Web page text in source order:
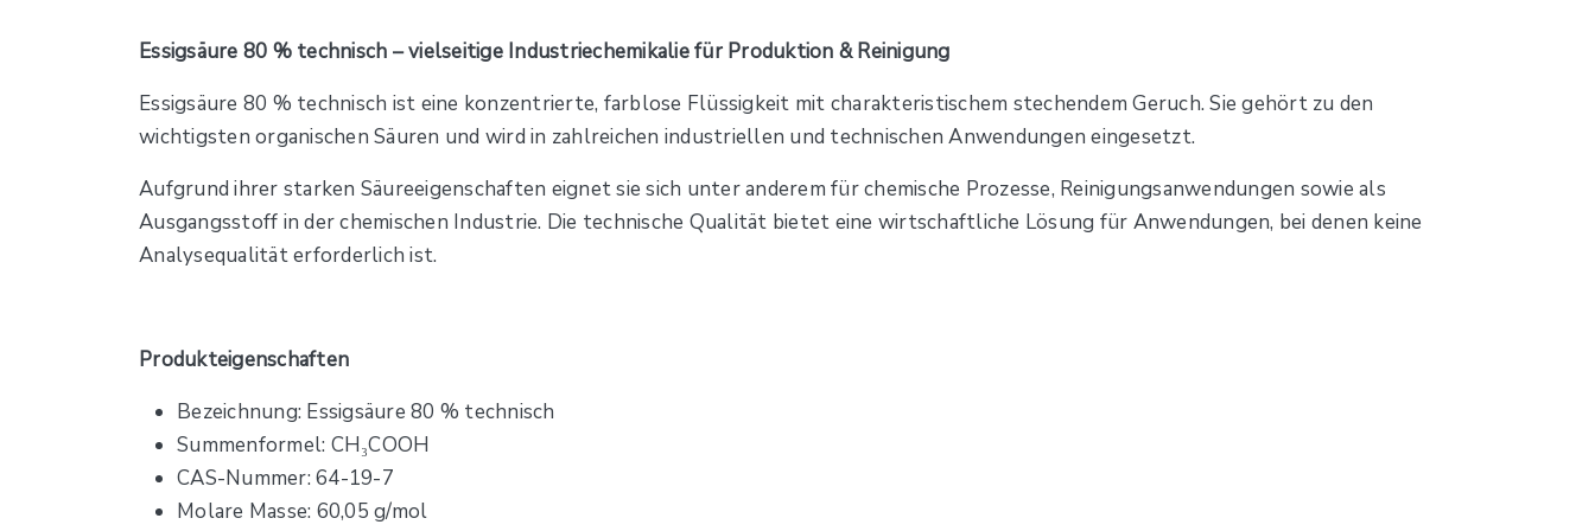
Essigsäure 80 % technisch – vielseitige Industriechemikalie für Produktion & Reinigung
Essigsäure 80 % technisch ist eine konzentrierte, farblose Flüssigkeit mit charakteristischem stechendem Geruch. Sie gehört zu den
wichtigsten organischen Säuren und wird in zahlreichen industriellen und technischen Anwendungen eingesetzt.
Aufgrund ihrer starken Säureeigenschaften eignet sie sich unter anderem für chemische Prozesse, Reinigungsanwendungen sowie als
Ausgangsstoff in der chemischen Industrie. Die technische Qualität bietet eine wirtschaftliche Lösung für Anwendungen, bei denen keine
Analysequalität erforderlich ist.
Produkteigenschaften
Bezeichnung: Essigsäure 80 % technisch
Summenformel: CH₃COOH
CAS-Nummer: 64-19-7
Molare Masse: 60,05 g/mol